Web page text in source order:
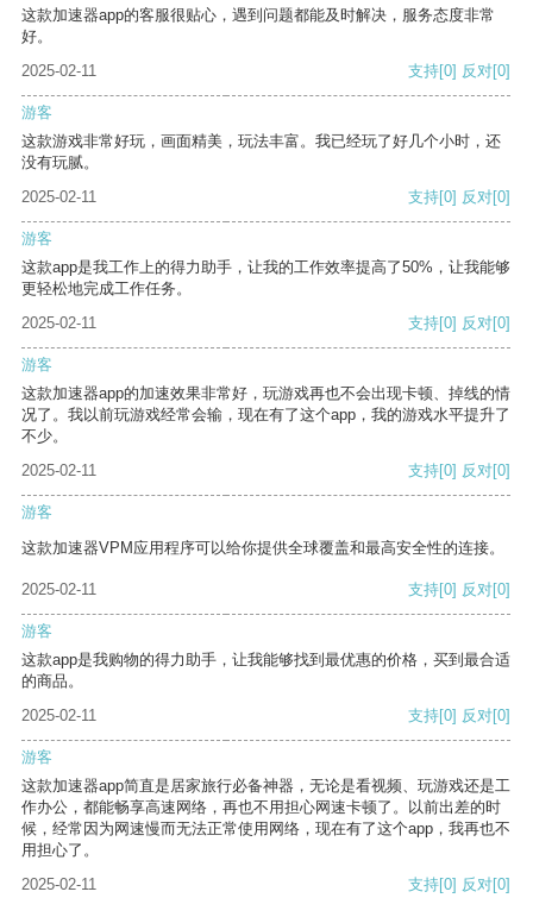
这款加速器app的客服很贴心，遇到问题都能及时解决，服务态度非常
好。
2025-02-11
支持[0] 反对[0]
游客
这款游戏非常好玩，画面精美，玩法丰富。我已经玩了好几个小时，还
没有玩腻。
2025-02-11
支持[0] 反对[0]
游客
这款app是我工作上的得力助手，让我的工作效率提高了50%，让我能够
更轻松地完成工作任务。
2025-02-11
支持[0] 反对[0]
游客
这款加速器app的加速效果非常好，玩游戏再也不会出现卡顿、掉线的情
况了。我以前玩游戏经常会输，现在有了这个app，我的游戏水平提升了
不少。
2025-02-11
支持[0] 反对[0]
游客
这款加速器VPM应用程序可以给你提供全球覆盖和最高安全性的连接。
2025-02-11 支持[0] 反对[0]
游客
这款app是我购物的得力助手，让我能够找到最优惠的价格，买到最合适
的商品。
2025-02-11
支持[0] 反对[0]
游客
这款加速器app简直是居家旅行必备神器，无论是看视频、玩游戏还是工
作办公，都能畅享高速网络，再也不用担心网速卡顿了。以前出差的时
候，经常因为网速慢而无法正常使用网络，现在有了这个app，我再也不
用担心了。
2025-02-11
支持[0] 反对[0]